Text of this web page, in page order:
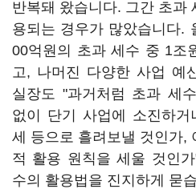
반복돼 왔습니다. 그간 초과
용되는 경우가 많았습니다.
00억원의 초과 세수 중 1조
고, 나머진 다양한 사업 예
실장도 "과거처럼 초과 세
없이 단기 사업에 소진하거
세 등으로 흘려보낼 것인가,
적 활용 원칙을 세울 것인
수의 활용법을 진지하게 묻